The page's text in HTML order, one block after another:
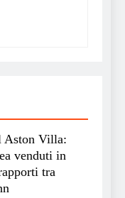
Aston Villa:
venduti in
tra